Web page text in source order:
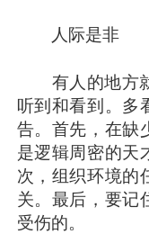
人际是非
有人的地方就
听到和看到。多
告。首先，在缺
是逻辑周密的天
次，组织环境的
关。最后，要记
受伤的。